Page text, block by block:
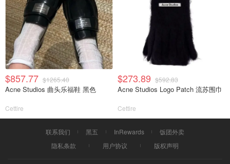
$857.77 $1265.40
Acne Studios 曲头乐福鞋 黑色
Cettire
$273.89 $592.83
Acne Studios Logo Patch 流苏围巾
Cettire
联系我们 黑五 InRewards
饭团外卖
隐私条款
用户协议 版权声明